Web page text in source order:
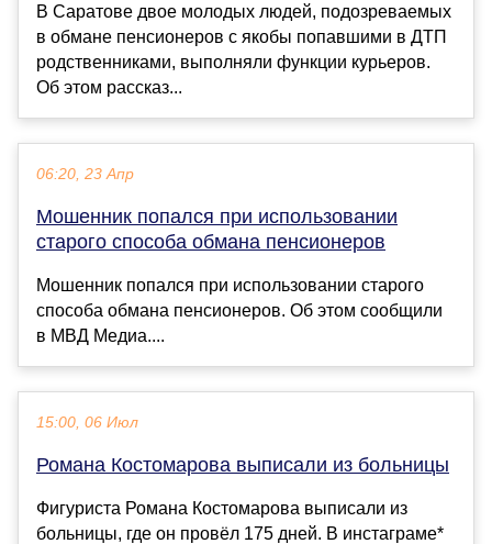
В Саратове двое молодых людей, подозреваемых
в обмане пенсионеров с якобы попавшими в ДТП
родственниками, выполняли функции курьеров.
Об этом рассказ...
06:20, 23 Апр
Mошенник попался при использовании
старого способа обмана пенсионеров
Mошенник попался при использовании старого
способа обмана пенсионеров. Об этом сообщили
в МВД Медиа....
15:00, 06 Июл
Романа Костомарова выписали из больницы
Фигуриста Романа Костомарова выписали из
больницы, где он провёл 175 дней. В инстаграме*